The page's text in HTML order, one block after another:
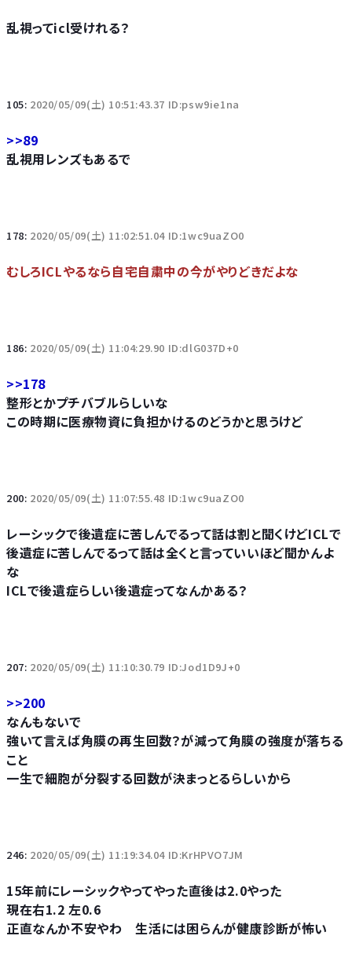
乱視ってicl受けれる？
105: 2020/05/09(土) 10:51:43.37 ID:psw9ie1na
>>89
乱視用レンズもあるで
178: 2020/05/09(土) 11:02:51.04 ID:1wc9uaZO0
むしろICLやるなら自宅自粛中の今がやりどきだよな
186: 2020/05/09(土) 11:04:29.90 ID:dlG037D+0
>>178
整形とかプチバブルらしいな
この時期に医療物資に負担かけるのどうかと思うけど
200: 2020/05/09(土) 11:07:55.48 ID:1wc9uaZO0
レーシックで後遺症に苦しんでるって話は割と聞くけどICLで
後遺症に苦しんでるって話は全くと言っていいほど聞かんよ
な
ICLで後遺症らしい後遺症ってなんかある？
207: 2020/05/09(土) 11:10:30.79 ID:Jod1D9J+0
>>200
なんもないで
強いて言えば角膜の再生回数？が減って角膜の強度が落ちる
こと
一生で細胞が分裂する回数が決まっとるらしいから
246: 2020/05/09(土) 11:19:34.04 ID:KrHPVO7JM
15年前にレーシックやってやった直後は2.0やった
現在右1.2 左0.6
正直なんか不安やわ 生活には困らんが健康診断が怖い